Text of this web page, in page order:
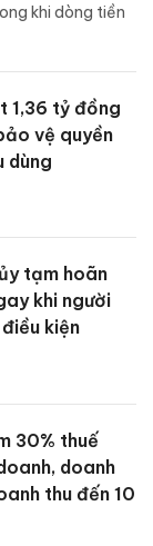
khi dòng tiền
1,36 tỷ đồng
vệ quyền
dùng
tạm hoãn
khi người
kiện
30% thuế
doanh
thu đến 10